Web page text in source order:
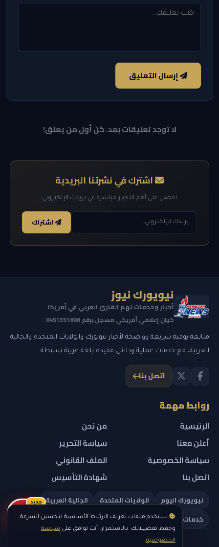
نستخدم ملفات تعريف الارتباط الأساسية لتحسين السرعة
وحفظ تفضيلاتك. بالاستمرار، أنت توافق على سياسة
الخصوصية.
إرسال التعليق
لا توجد تعليقات بعد. كن أول من يعلق!
اشترك في نشرتنا البريدية
احصل على أهم الأخبار مباشرة في بريدك الإلكتروني
اشتراك
نيويورك نيوز
أخبار وخدمات تهم القارئ العربي في أمريكا
كيان إعلامي أمريكي مسجل برقم 0451351808
متابعة يومية سريعة وواضحة لأخبار نيويورك والولايات المتحدة والجالية
العربية، مع خدمات عملية ودلائل مفيدة بلغة عربية بسيطة.
اتصل بنا
روابط مهمة
الرئيسية
من نحن
أعلن معنا
سياسة التحرير
سياسة الخصوصية
الملف القانوني
اتصل بنا
شهادة التأسيس
نيويورك اليوم الولايات المتحدة
الجالية العربية
خدمات تهمك
ريلز
جديد